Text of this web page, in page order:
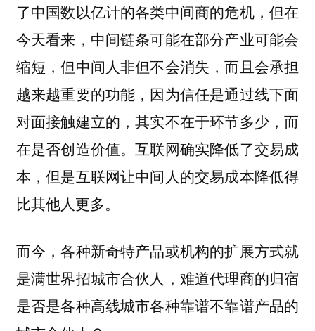
了中国数以亿计的各类中间商的危机，但在
今天看来，中间链条可能在部分产业可能会
缩短，但中间人非但不会消失，而且会承担
越来越重要的功能，因为信任是通过线下面
对面接触建立的，其实不在于环节多少，而
在是否创造价值。互联网确实降低了交易成
本，但是互联网让中间人的交易成本降低得
比其他人更多。
而今，各种新奇特产品或机构的扩展方式就
是满世界招城市合伙人，难道代理商的归宿
是否是各种高线城市各种靠谱不靠谱产品的